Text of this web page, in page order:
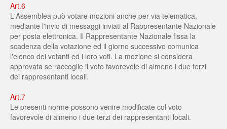
Art.6
L'Assemblea può votare mozioni anche per via telematica,
mediante l'invio di messaggi inviati al Rappresentante Nazionale
per posta elettronica. Il Rappresentante Nazionale fissa la
scadenza della votazione ed il giorno successivo comunica
l'elenco dei votanti ed i loro voti. La mozione si considera
approvata se raccoglie il voto favorevole di almeno i due terzi
dei rappresentanti locali.
Art.7
Le presenti norme possono venire modificate col voto
favorevole di almeno i due terzi dei rappresentanti locali.